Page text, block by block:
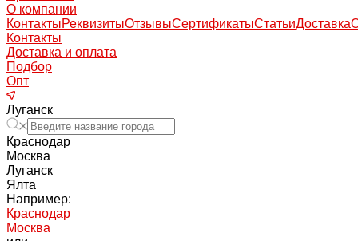
О компании
КонтактыРеквизитыОтзывыСертификатыСтатьиДоставка
Контакты
Доставка и оплата
Подбор
Опт
Луганск
Краснодар
Москва
Луганск
Ялта
Например:
Краснодар
Москва